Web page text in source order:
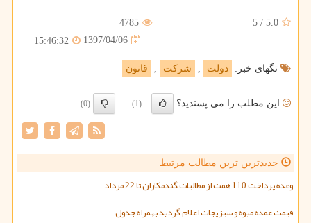
5.0
/
5
4785
1397/04/06
15:46:32
تگهای خبر: دولت , شركت , قانون
این مطلب را می پسندید؟ (1)
(0)
جدیدترین ترین مطالب مرتبط
وعده پرداخت 110 همت از مطالبات گندمکاران تا 22 مرداد
قیمت عمده میوه و سبزیجات اعلام گردید بهمراه جدول